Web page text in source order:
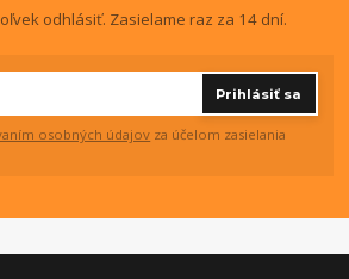
odhlásiť. Zasielame raz za 14 dní.
Prihlásiť sa
osobných údajov za účelom zasielania